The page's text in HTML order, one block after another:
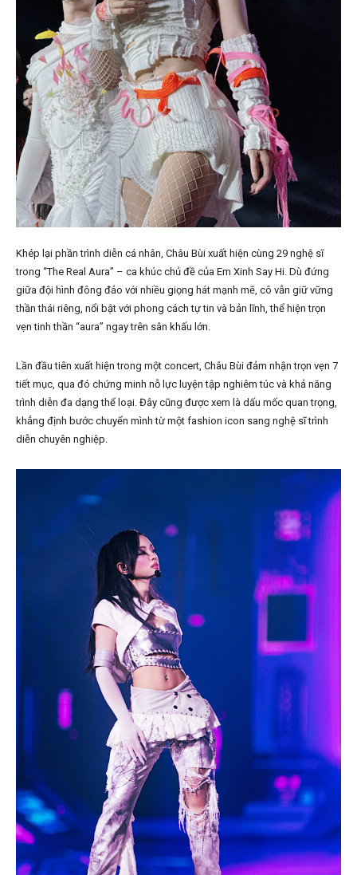
Khép lại phần trình diễn cá nhân, Châu Bùi xuất hiện cùng 29 nghệ sĩ
trong “The Real Aura” – ca khúc chủ đề của Em Xinh Say Hi. Dù đứng
giữa đội hình đông đảo với nhiều giọng hát mạnh mẽ, cô vẫn giữ vững
thần thái riêng, nổi bật với phong cách tự tin và bản lĩnh, thể hiện trọn
vẹn tinh thần “aura” ngay trên sân khấu lớn.
Lần đầu tiên xuất hiện trong một concert, Châu Bùi đảm nhận trọn vẹn 7
tiết mục, qua đó chứng minh nỗ lực luyện tập nghiêm túc và khả năng
trình diễn đa dạng thể loại. Đây cũng được xem là dấu mốc quan trọng,
khẳng định bước chuyển mình từ một fashion icon sang nghệ sĩ trình
diễn chuyên nghiệp.